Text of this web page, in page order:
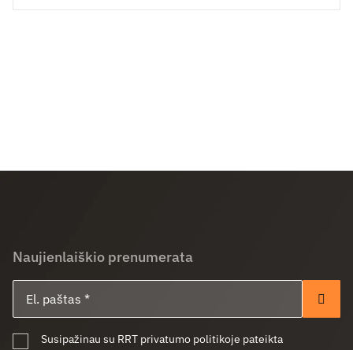
Naujienlaiškio prenumerata
Susipažinau su RRT privatumo politikoje pateikta